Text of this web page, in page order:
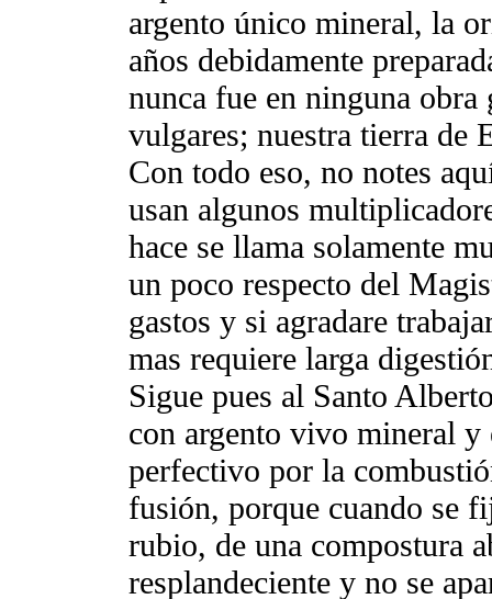
argento único mineral, la
años debidamente
nunca fue en ninguna
vulgares; nuestra tierra de
Con todo eso, no notes
usan algunos
hace se llama solamente
un poco respecto del
gastos y si agradare
mas requiere larga
Sigue pues al Santo
con argento vivo mineral y
perfectivo por la
fusión, porque cuando se
rubio, de una compostura
resplandeciente y no se